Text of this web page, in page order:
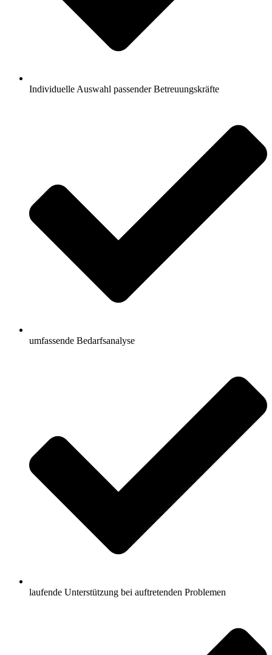
Individuelle Auswahl passender Betreuungskräfte
umfassende Bedarfsanalyse
laufende Unterstützung bei auftretenden Problemen